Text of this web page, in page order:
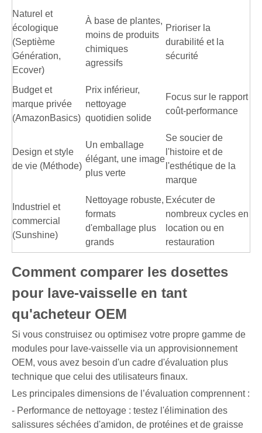
Naturel et
écologique
(Septième
Génération,
Ecover)
À base de plantes,
moins de produits
chimiques
agressifs
Prioriser la
durabilité et la
sécurité
Budget et
marque privée
(AmazonBasics)
Prix ​​inférieur,
nettoyage
quotidien solide
Focus sur le rapport
coût-performance
Design et style
de vie (Méthode)
Un emballage
élégant, une image
plus verte
Se soucier de
l'histoire et de
l'esthétique de la
marque
Industriel et
commercial
(Sunshine)
Nettoyage robuste,
formats
d'emballage plus
grands
Exécuter de
nombreux cycles en
location ou en
restauration
Comment comparer les dosettes
pour lave-vaisselle en tant
qu'acheteur OEM
Si vous construisez ou optimisez votre propre gamme de
modules pour lave-vaisselle via un approvisionnement
OEM, vous avez besoin d'un cadre d'évaluation plus
technique que celui des utilisateurs finaux.
Les principales dimensions de l’évaluation comprennent :
- Performance de nettoyage : testez l'élimination des
salissures séchées d'amidon, de protéines et de graisse